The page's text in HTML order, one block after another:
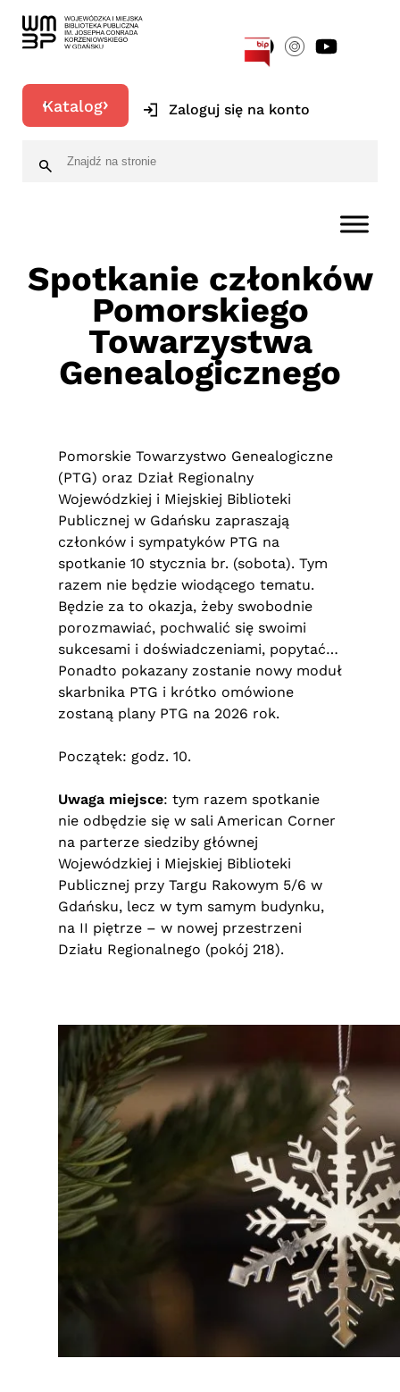
Katalog Zaloguj się na konto
Spotkanie członków
Pomorskiego
Towarzystwa
Genealogicznego
Pomorskie Towarzystwo Genealogiczne
(PTG) oraz Dział Regionalny
Wojewódzkiej i Miejskiej Biblioteki
Publicznej w Gdańsku zapraszają
członków i sympatyków PTG na
spotkanie 10 stycznia br. (sobota). Tym
razem nie będzie wiodącego tematu.
Będzie za to okazja, żeby swobodnie
porozmawiać, pochwalić się swoimi
sukcesami i doświadczeniami, popytać…
Ponadto pokazany zostanie nowy moduł
skarbnika PTG i krótko omówione
zostaną plany PTG na 2026 rok.
Początek: godz. 10.
Uwaga miejsce: tym razem spotkanie
nie odbędzie się w sali American Corner
na parterze siedziby głównej
Wojewódzkiej i Miejskiej Biblioteki
Publicznej przy Targu Rakowym 5/6 w
Gdańsku, lecz w tym samym budynku,
na II piętrze – w nowej przestrzeni
Działu Regionalnego (pokój 218).